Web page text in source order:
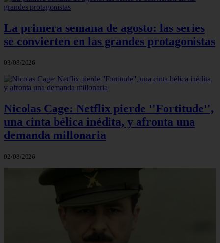
La primera semana de agosto: las series
se convierten en las grandes protagonistas
03/08/2026
Nicolas Cage: Netflix pierde ''Fortitude'',
una cinta bélica inédita, y afronta una
demanda millonaria
02/08/2026